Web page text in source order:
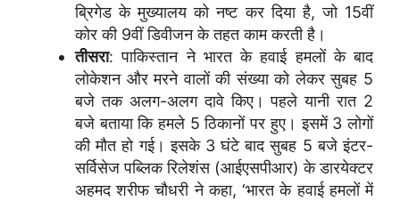
ब्रिगेड के मुख्यालय को नष्ट कर दिया है, जो 15वीं
कोर की 9वीं डिवीजन के तहत काम करती है।
तीसरा: पाकिस्तान ने भारत के हवाई हमलों के बाद
लोकेशन और मरने वालों की संख्या को लेकर सुबह 5
बजे तक अलग-अलग दावे किए। पहले यानी रात 2
बजे बताया कि हमले 5 ठिकानों पर हुए। इसमें 3 लोगों
की मौत हो गई। इसके 3 घंटे बाद सुबह 5 बजे इंटर-
सर्विसेज पब्लिक रिलेशंस (आईएसपीआर) के डारयेक्टर
अहमद शरीफ चौधरी ने कहा, ‘भारत के हवाई हमलों में